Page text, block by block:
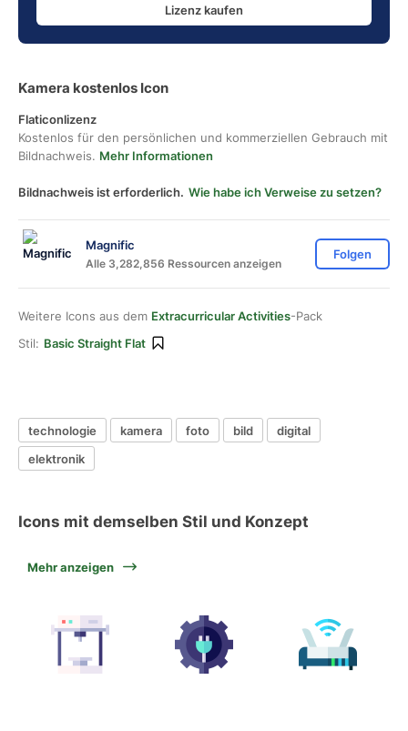
Lizenz kaufen
Kamera kostenlos Icon
Flaticonlizenz
Kostenlos für den persönlichen und kommerziellen Gebrauch mit
Bildnachweis. Mehr Informationen
Bildnachweis ist erforderlich. Wie habe ich Verweise zu setzen?
Magnific
Alle 3,282,856 Ressourcen anzeigen
Folgen
Weitere Icons aus dem Extracurricular Activities-Pack
Stil: Basic Straight Flat
technologie kamera foto bild
digital
elektronik
Icons mit demselben Stil und Konzept
Mehr anzeigen